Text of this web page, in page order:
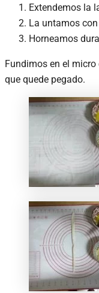
Extendemos la
La untamos
Horneamos
Fundimos en el
que quede pegado.